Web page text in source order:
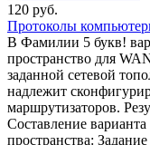
120 руб.
Протоколы
В Фамилии 5 букв!
пространство для
заданной сетевой
надлежит
маршрутизаторов.
Составление
пространства: